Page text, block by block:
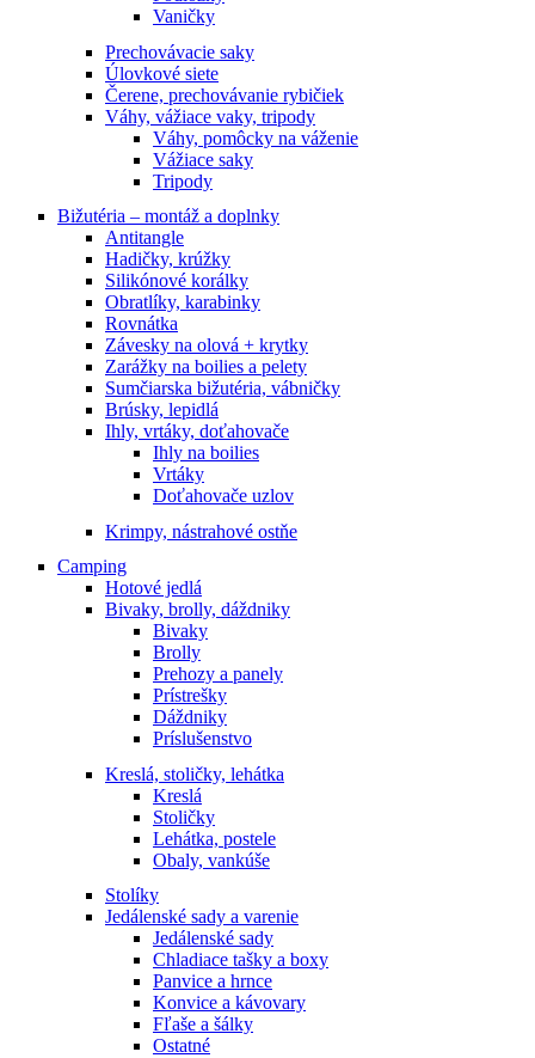
Vaničky
Prechovávacie saky
Úlovkové siete
Čerene, prechovávanie rybičiek
Váhy, vážiace vaky, tripody
Váhy, pomôcky na váženie
Vážiace saky
Tripody
Bižutéria – montáž a doplnky
Antitangle
Hadičky, krúžky
Silikónové korálky
Obratlíky, karabinky
Rovnátka
Závesky na olová + krytky
Zarážky na boilies a pelety
Sumčiarska bižutéria, vábničky
Brúsky, lepidlá
Ihly, vrtáky, doťahovače
Ihly na boilies
Vrtáky
Doťahovače uzlov
Krimpy, nástrahové ostňe
Camping
Hotové jedlá
Bivaky, brolly, dáždniky
Bivaky
Brolly
Prehozy a panely
Prístrešky
Dáždniky
Príslušenstvo
Kreslá, stoličky, lehátka
Kreslá
Stoličky
Lehátka, postele
Obaly, vankúše
Stolíky
Jedálenské sady a varenie
Jedálenské sady
Chladiace tašky a boxy
Panvice a hrnce
Konvice a kávovary
Fľaše a šálky
Ostatné